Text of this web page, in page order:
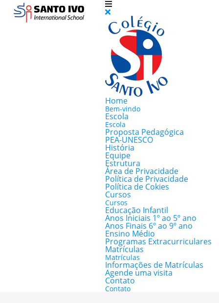
Home
Bem-vindo
Escola
Escola
Proposta Pedagógica
PEA-UNESCO
História
Equipe
Estrutura
Área de Privacidade
Política de Privacidade
Política de Cokies
Cursos
Cursos
Educação Infantil
Anos Iniciais 1º ao 5º ano
Anos Finais 6º ao 9º ano
Ensino Médio
Programas Extracurriculares
Matrículas
Matrículas
Informações de Matrículas
Agende uma visita
Contato
Contato